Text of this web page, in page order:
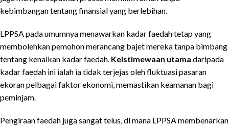
kebimbangan tentang finansial yang berlebihan.
LPPSA pada umumnya menawarkan kadar faedah tetap yang
membolehkan pemohon merancang bajet mereka tanpa bimbang
tentang kenaikan kadar faedah. Keistimewaan utama daripada
kadar faedah ini ialah ia tidak terjejas oleh fluktuasi pasaran
ekoran pelbagai faktor ekonomi, memastikan keamanan bagi
peminjam.
Pengiraan faedah juga sangat telus, di mana LPPSA membenarkan